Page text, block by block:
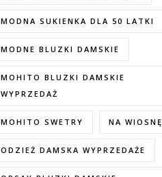
MODNA SUKIENKA DLA 50 LATKI
MODNE BLUZKI DAMSKIE
MOHITO BLUZKI DAMSKIE
WYPRZEDAŻ
MOHITO SWETRY NA WIOSNĘ
ODZIEŻ DAMSKA WYPRZEDAŻE